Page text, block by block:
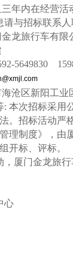
年内在经营活
请与招标联系人
龙旅行车有限
5649830
沧区新阳工业
: 本次招标采用
。招标活动严
理制度》，由
开标、评标。
，厦门金龙旅
心